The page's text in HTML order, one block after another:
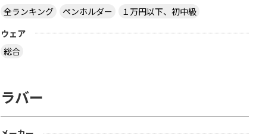
全ランキング
ペンホルダー
１万円以下、初中級
ウェア
総合
ラバー